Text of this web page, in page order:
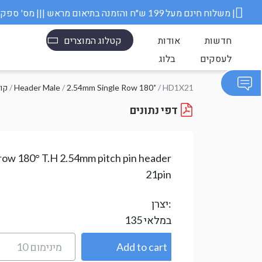
משלוח חינם מעל 199 ש״ח והזמנה בתיאום מראש ||| מס' ספק משרד הבטחון 11006845 |
קטלוג המוצרים אודות
חדשות
בלוג
לעסקים
/Header Male/ 2.54mm Single Row 180˚ / HD1X21
180° T.H 2.54mm pitch pin header
21pin
יצרן:
135במלאי